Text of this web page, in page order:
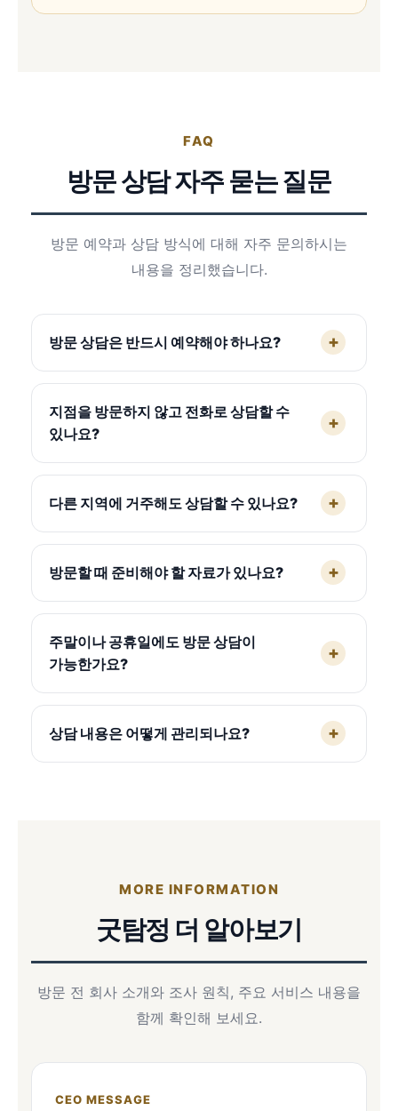
FAQ
방문 상담 자주 묻는 질문
방문 예약과 상담 방식에 대해 자주 문의하시는
내용을 정리했습니다.
방문 상담은 반드시 예약해야 하나요?
지점을 방문하지 않고 전화로 상담할 수
있나요?
다른 지역에 거주해도 상담할 수 있나요?
방문할 때 준비해야 할 자료가 있나요?
주말이나 공휴일에도 방문 상담이
가능한가요?
상담 내용은 어떻게 관리되나요?
MORE INFORMATION
굿탐정 더 알아보기
방문 전 회사 소개와 조사 원칙, 주요 서비스 내용을
함께 확인해 보세요.
CEO MESSAGE